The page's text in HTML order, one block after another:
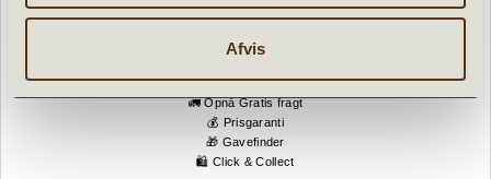
Afvis
§ Persondatapolitik
Fordele
🎁 Gaveindpakning
🚛 Opnå Gratis fragt
💰 Prisgaranti
🎁 Gavefinder
🛍 Click & Collect